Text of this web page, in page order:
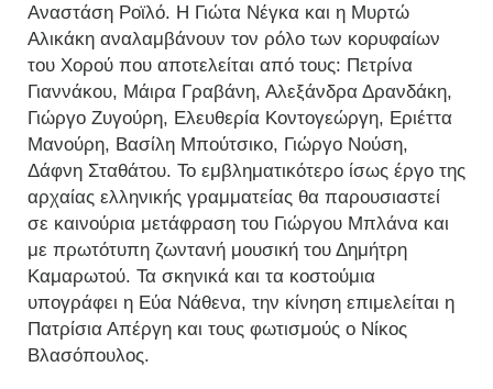
Αναστάση Ροϊλό. Η Γιώτα Νέγκα και η Μυρτώ
Αλικάκη αναλαμβάνουν τον ρόλο των κορυφαίων
του Χορού που αποτελείται από τους: Πετρίνα
Γιαννάκου, Μάιρα Γραβάνη, Αλεξάνδρα Δρανδάκη,
Γιώργο Ζυγούρη, Ελευθερία Κοντογεώργη, Εριέττα
Μανούρη, Βασίλη Μπούτσικο, Γιώργο Νούση,
Δάφνη Σταθάτου. Το εμβληματικότερο ίσως έργο της
αρχαίας ελληνικής γραμματείας θα παρουσιαστεί
σε καινούρια μετάφραση του Γιώργου Μπλάνα και
με πρωτότυπη ζωντανή μουσική του Δημήτρη
Καμαρωτού. Τα σκηνικά και τα κοστούμια
υπογράφει η Εύα Νάθενα, την κίνηση επιμελείται η
Πατρίσια Απέργη και τους φωτισμούς ο Νίκος
Βλασόπουλος.